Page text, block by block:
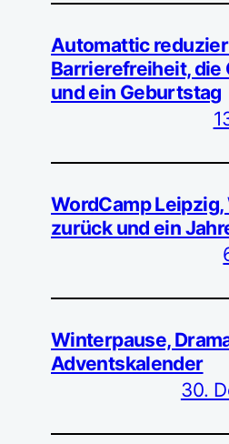
Automattic
Barrierefreiheit, die
und ein Geburtstag
WordCamp Leipzig,
zurück und ein
Winterpause,
Adventskalender
30.